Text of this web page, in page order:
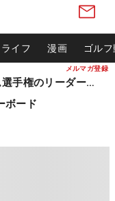
メルマガ登録
ライフ 漫画 ゴル
松山英樹ら出場 ウィンダム選手権のリーダーボード
ボード